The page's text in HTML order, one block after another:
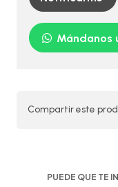
Mándanos
Compartir este
PUEDE QUE TE